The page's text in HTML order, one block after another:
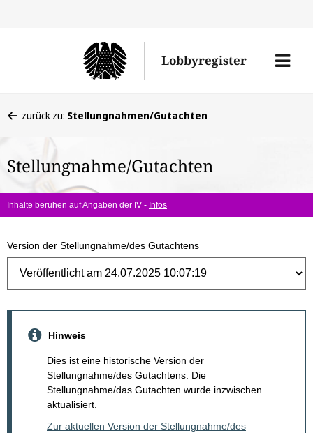
Lobbyregister
Menü
befinden
hier:
zurück zu: Stellungnahmen/Gutachten
Stellungnahme/Gutachten
Inhalte beruhen auf Angaben der IV - Infos
Version der Stellungnahme/des Gutachtens
Hinweis
Dies ist eine historische Version der
Stellungnahme/des Gutachtens. Die
Stellungnahme/das Gutachten wurde inzwischen
aktualisiert.
Zur aktuellen Version der Stellungnahme/des